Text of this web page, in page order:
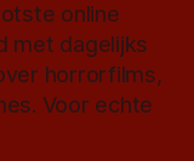
online
met dagelijks
horrorfilms,
Voor echte